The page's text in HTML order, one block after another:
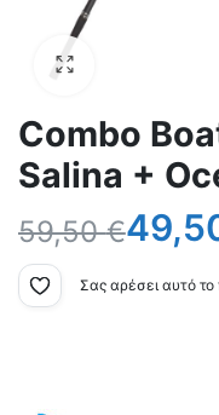
Combo
Salina +
59,50€
Σας αρέσει αυτό